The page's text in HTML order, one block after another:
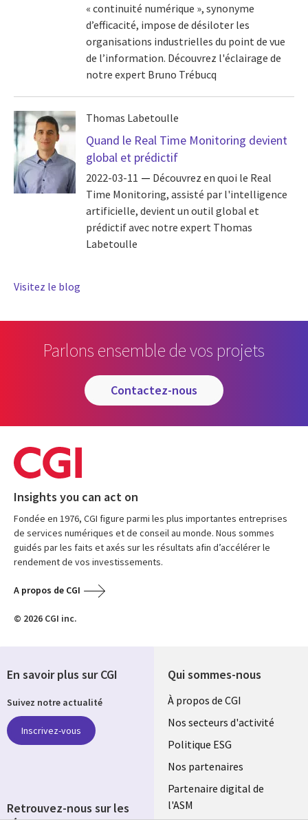
« continuité numérique », synonyme
d’efficacité, impose de désiloter les
organisations industrielles du point de vue
de l’information. Découvrez l'éclairage de
notre expert Bruno Trébucq
Thomas Labetoulle
Quand le Real Time Monitoring devient
global et prédictif
2022-03-11
Découvrez en quoi le Real
Time Monitoring, assisté par l'intelligence
artificielle, devient un outil global et
prédictif avec notre expert Thomas
Labetoulle
Visitez le blog
Parlons ensemble de vos projets
contactez-nous
Insights you can act on
Fondée en 1976, CGI figure parmi les plus importantes entreprises
de services numériques et de conseil au monde. Nous sommes
guidés par les faits et axés sur les résultats afin d’accélérer le
rendement de vos investissements.
A propos de CGI
© 2026 CGI inc.
Qui sommes-nous
Useful
links
FRANCE
À propos de CGI
Nos secteurs d'activité
Politique ESG
Nos partenaires
Partenaire digital de
l'ASM
En savoir plus sur CGI
Suivez notre actualité
Inscrivez-vous
Retrouvez-nous sur les